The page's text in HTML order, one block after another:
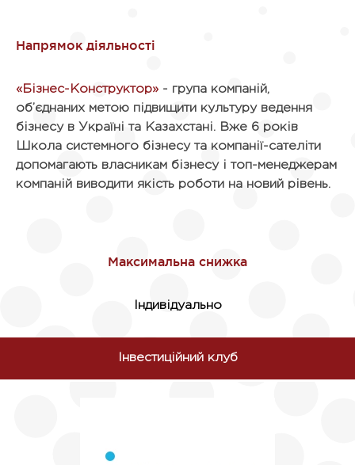
«Бізнес-Конструктор» - група компаній,
об’єднаних метою підвищити культуру ведення
бізнесу в Україні та Казахстані. Вже 6 років
Школа системного бізнесу та компанії-сателіти
допомагають власникам бізнесу і топ-менеджерам
компаній виводити якість роботи на новий рівень.
Індивідуально
Iнвестиційний клуб